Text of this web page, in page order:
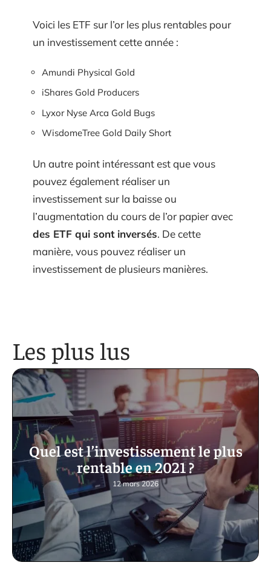
Voici les ETF sur l’or les plus rentables pour
un investissement cette année :
Amundi Physical Gold
iShares Gold Producers
Lyxor Nyse Arca Gold Bugs
WisdomeTree Gold Daily Short
Un autre point intéressant est que vous
pouvez également réaliser un
investissement sur la baisse ou
l’augmentation du cours de l’or papier avec
des ETF qui sont inversés. De cette
manière, vous pouvez réaliser un
investissement de plusieurs manières.
Les plus lus
Quel est l’investissement le plus
rentable en 2021 ?
12 mars 2026